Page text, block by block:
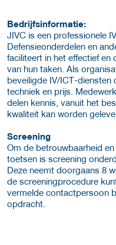
Bedrijfsinformatie:
JIVC is een professionele
Defensieonderdelen en
faciliteert in het effectief en
van hun taken. Als
beveiligde IV/ICT-
techniek en prijs.
delen kennis, vanuit het
kwaliteit kan worden
Screening
Om de betrouwbaarheid
toetsen is screening
Deze neemt doorgaans 8
de screeningprocedure
vermelde contactpersoon
opdracht.